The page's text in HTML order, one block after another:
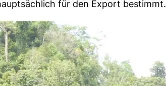
für den Export bestimmt.